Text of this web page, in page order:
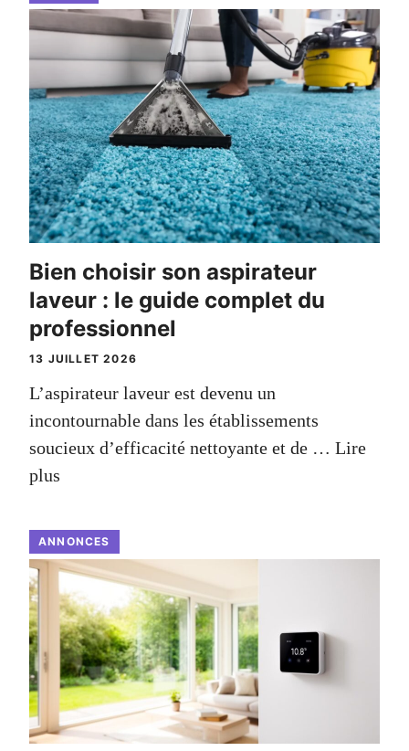
Bien choisir son aspirateur
laveur : le guide complet du
professionnel
13 JUILLET 2026
L’aspirateur laveur est devenu un
incontournable dans les établissements
soucieux d’efficacité nettoyante et de … Lire
plus
ANNONCES